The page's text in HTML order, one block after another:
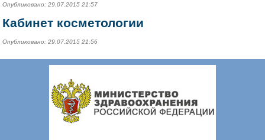
Опубликовано: 29.07.2015 21:57
Кабинет косметологии
Опубликовано: 29.07.2015 21:56